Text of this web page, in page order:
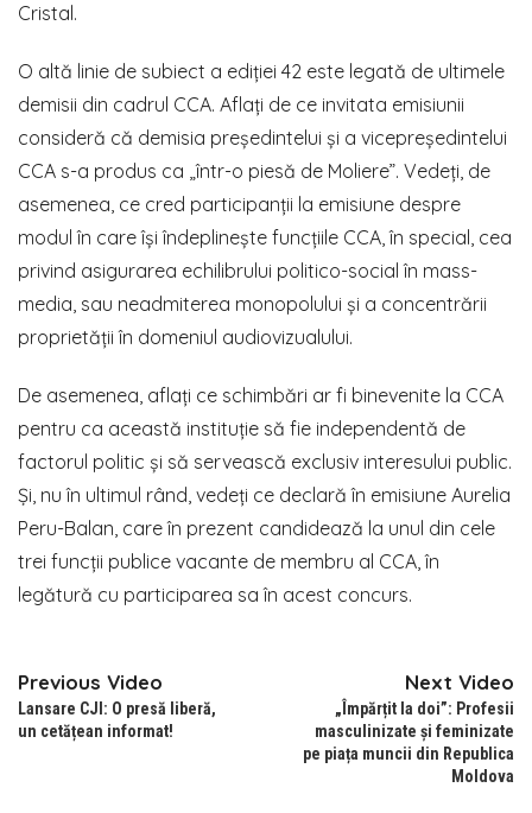
Cristal.
O altă linie de subiect a ediției 42 este legată de ultimele
demisii din cadrul CCA. Aflați de ce invitata emisiunii
consideră că demisia președintelui și a vicepreședintelui
CCA s-a produs ca „într-o piesă de Moliere”. Vedeți, de
asemenea, ce cred participanții la emisiune despre
modul în care își îndeplinește funcțiile CCA, în special, cea
privind asigurarea echilibrului politico-social în mass-
media, sau neadmiterea monopolului și a concentrării
proprietății în domeniul audiovizualului.
De asemenea, aflați ce schimbări ar fi binevenite la CCA
pentru ca această instituție să fie independentă de
factorul politic și să servească exclusiv interesului public.
Și, nu în ultimul rând, vedeți ce declară în emisiune Aurelia
Peru-Balan, care în prezent candidează la unul din cele
trei funcții publice vacante de membru al CCA, în
legătură cu participarea sa în acest concurs.
Previous Video
Lansare CJI: O presă liberă,
un cetățean informat!
Next Video
„Împărțit la doi”: Profesii
masculinizate și feminizate
pe piața muncii din Republica
Moldova